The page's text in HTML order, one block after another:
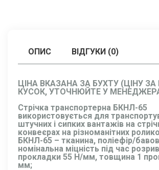
ОПИС ВІДГУКИ (0)
ЦІНА ВКАЗАНА ЗА БУХТУ (ЦІНУ ЗА
КУСОК, УТОЧНЮЙТЕ У
Стрічка транспортерна БКНЛ-65
використовується для
штучних і сипких вантажів на
конвеєрах на різноманітних
БКНЛ-65 – тканина, поліефір/
номінальна міцність під час
прокладки 55 Н/мм, товщина 1
мм;